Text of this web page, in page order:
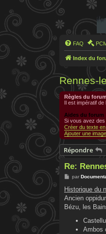
FAQ
Index du
Rennes-
Règles du forum
Il est impératif de
Aides du forum
Si vous avez
Créer du texte
Ajouter une
Répondre
Re:
M
s
s
a
g
par
Historique du
Ancien
Bézu, les
Ambos